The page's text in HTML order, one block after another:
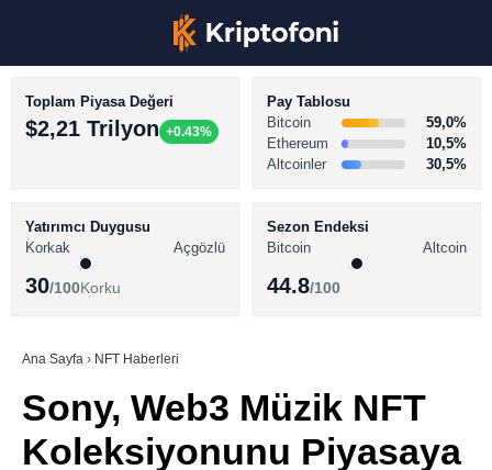
Youtube
TikTok
BİTCOİN HABERLERİ
ALTCOİN HABERLERİ
SÖZLÜK
Toplam Piyasa Değeri
$2,21 Trilyon +0.43%
Pay Tablosu
Bitcoin
59,0%
Ethereum
10,5%
Altcoinler
30,5%
Yatırımcı Duygusu
Korkak
Açgözlü
30/100Korku
Sezon Endeksi
Bitcoin
Altcoin
44.8/100
Ana Sayfa › NFT Haberleri
Sony, Web3 Müzik NFT
Koleksiyonunu Piyasaya